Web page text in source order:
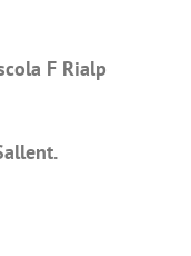
F Rialp